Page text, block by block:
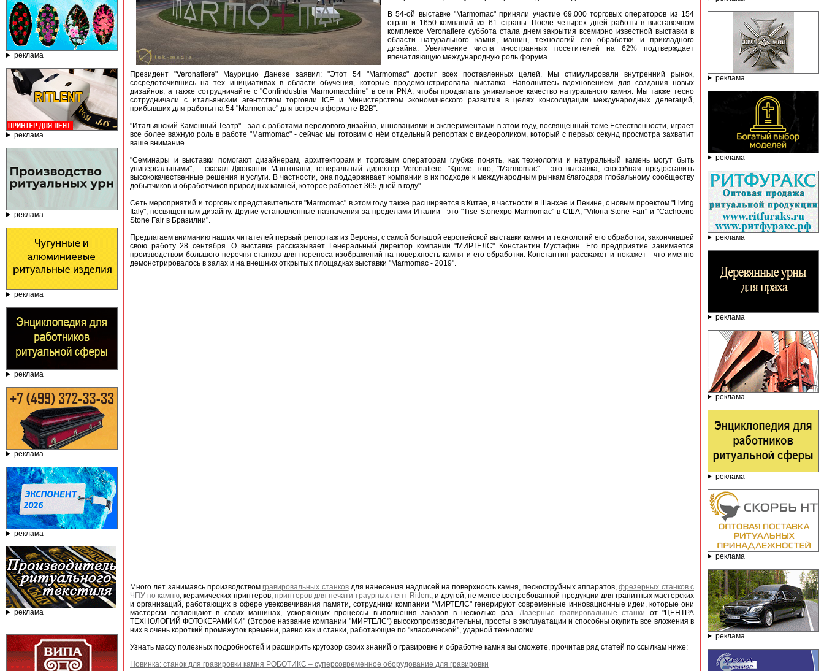
реклама
реклама
реклама
реклама
реклама
реклама
реклама
реклама
В 54-ой выставке "Marmomac" приняли участие 69.000 торговых операторов из 154
стран и 1650 компаний из 61 страны. После четырех дней работы в выставочном
комплексе Veronafiere суббота стала днем закрытия всемирно известной выставки в
области натурального камня, машин, технологий его обработки и прикладного
дизайна. Увеличение числа иностранных посетителей на 62% подтверждает
впечатляющую международную роль форума.
Президент "Veronafiere" Маурицио Данезе заявил: "Этот 54 "Marmomac" достиг всех поставленных целей. Мы стимулировали внутренний рынок,
сосредоточившись на тех инициативах в области обучения, которые продемонстрировала выставка. Наполнитесь вдохновением для создания новых
дизайнов, а также сотрудничайте с "Confindustria Marmomacchine" в сети PNA, чтобы продвигать уникальное качество натурального камня. Мы также тесно
сотрудничали с итальянским агентством торговли ICE и Министерством экономического развития в целях консолидации международных делегаций,
прибывших для работы на 54 "Marmomac" для встреч в формате B2B".
"Итальянский Каменный Театр" - зал с работами передового дизайна, инновациями и экспериментами в этом году, посвященный теме Естественности, играет
все более важную роль в работе "Marmomac" - сейчас мы готовим о нём отдельный репортаж с видеороликом, который с первых секунд просмотра захватит
ваше внимание.
"Семинары и выставки помогают дизайнерам, архитекторам и торговым операторам глубже понять, как технологии и натуральный камень могут быть
универсальными", - сказал Джованни Мантовани, генеральный директор Veronafiere. "Кроме того, "Marmomac" - это выставка, способная предоставить
высококачественные решения и услуги. В частности, она поддерживает компании в их подходе к международным рынкам благодаря глобальному сообществу
добытчиков и обработчиков природных камней, которое работает 365 дней в году"
Сеть мероприятий и торговых представительств "Marmomac" в этом году также расширяется в Китае, в частности в Шанхае и Пекине, с новым проектом "Living
Italy", посвященным дизайну. Другие установленные назначения за пределами Италии - это "Tise-Stonexpo Marmomac" в США, "Vitoria Stone Fair" и "Cachoeiro
Stone Fair в Бразилии".
Предлагаем вниманию наших читателей первый репортаж из Вероны, с самой большой европейской выставки камня и технологий его обработки, закончившей
свою работу 28 сентября. О выставке рассказывает Генеральный директор компании "МИРТЕЛС" Константин Мустафин. Его предприятие занимается
производством большого перечня станков для переноса изображений на поверхность камня и его обработки. Константин расскажет и покажет - что именно
демонстрировалось в залах и на внешних открытых площадках выставки "Marmomac - 2019".
Много лет занимаясь производствомгравировальных станковдля нанесения надписей на поверхность камня, пескоструйных аппаратов,фрезерных станков с
ЧПУ по камню, керамических принтеров, принтеров для печати траурных лент Ritlent, и другой, не менее востребованной продукции для гранитных мастерских
и организаций, работающих в сфере увековечивания памяти, сотрудники компании "МИРТЕЛС" генерируют современные инновационные идеи, которые они
мастерски воплощают в своих машинах, ускоряющих процессы выполнения заказов в несколько раз. Лазерные гравировальные станки от "ЦЕНТРА
ТЕХНОЛОГИЙ ФОТОКЕРАМИКИ" (Второе название компании "МИРТЕЛС") высокопроизводительны, просты в эксплуатации и способны окупить все вложения в
них в очень короткий промежуток времени, равно как и станки, работающие по "классической", ударной технологии.
Узнать массу полезных подробностей и расширить кругозор своих знаний о гравировке и обработке камня вы сможете, прочитав ряд статей по ссылкам ниже:
Новинка: станок для гравировки камня РОБОТИКС – суперсовременное оборудование для гравировки
реклама
реклама
реклама
реклама
реклама
реклама
реклама
реклама